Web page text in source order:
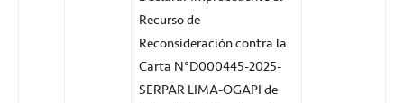
Recurso de
Reconsideración contra la
Carta N°D000445-2025-
SERPAR LIMA-OGAPI de